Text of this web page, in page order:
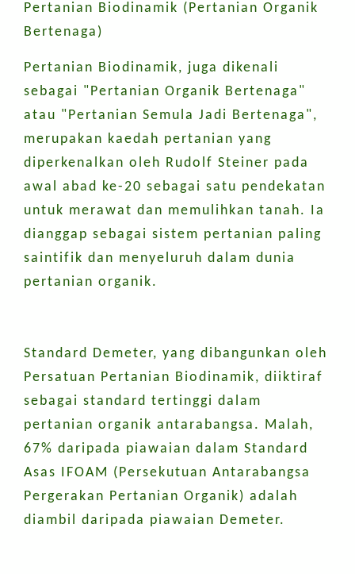
Pertanian Biodinamik (Pertanian Organik
Bertenaga)
Pertanian Biodinamik, juga dikenali
sebagai "Pertanian Organik Bertenaga"
atau "Pertanian Semula Jadi Bertenaga",
merupakan kaedah pertanian yang
diperkenalkan oleh Rudolf Steiner pada
awal abad ke-20 sebagai satu pendekatan
untuk merawat dan memulihkan tanah. Ia
dianggap sebagai sistem pertanian paling
saintifik dan menyeluruh dalam dunia
pertanian organik.
Standard Demeter, yang dibangunkan oleh
Persatuan Pertanian Biodinamik, diiktiraf
sebagai standard tertinggi dalam
pertanian organik antarabangsa. Malah,
67% daripada piawaian dalam Standard
Asas IFOAM (Persekutuan Antarabangsa
Pergerakan Pertanian Organik) adalah
diambil daripada piawaian Demeter.